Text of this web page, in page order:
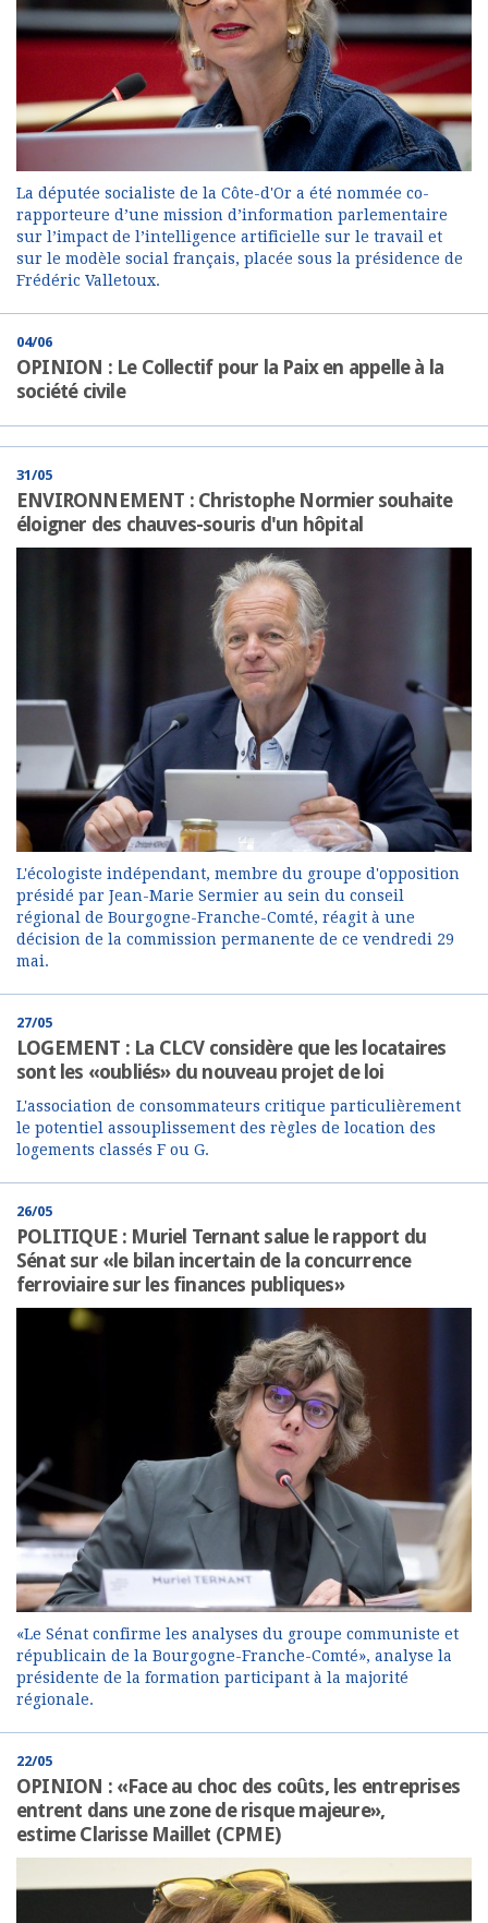
La députée socialiste de la Côte-d'Or a été nommée co-
rapporteure d’une mission d’information parlementaire
sur l’impact de l’intelligence artificielle sur le travail et
sur le modèle social français, placée sous la présidence de
Frédéric Valletoux.
04/06
OPINION : Le Collectif pour la Paix en appelle à la
société civile
31/05
ENVIRONNEMENT : Christophe Normier souhaite
éloigner des chauves-souris d'un hôpital
L'écologiste indépendant, membre du groupe d'opposition
présidé par Jean-Marie Sermier au sein du conseil
régional de Bourgogne-Franche-Comté, réagit à une
décision de la commission permanente de ce vendredi 29
mai.
27/05
LOGEMENT : La CLCV considère que les locataires
sont les «oubliés» du nouveau projet de loi
L'association de consommateurs critique particulièrement
le potentiel assouplissement des règles de location des
logements classés F ou G.
26/05
POLITIQUE : Muriel Ternant salue le rapport du
Sénat sur «le bilan incertain de la concurrence
ferroviaire sur les finances publiques»
«Le Sénat confirme les analyses du groupe communiste et
républicain de la Bourgogne-Franche-Comté», analyse la
présidente de la formation participant à la majorité
régionale.
22/05
OPINION : «Face au choc des coûts, les entreprises
entrent dans une zone de risque majeure»,
estime Clarisse Maillet (CPME)